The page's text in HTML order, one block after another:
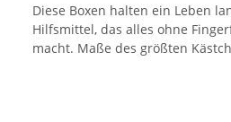
Diese Boxen halten ein Leben
Hilfsmittel, das alles ohne
macht. Maße des größten